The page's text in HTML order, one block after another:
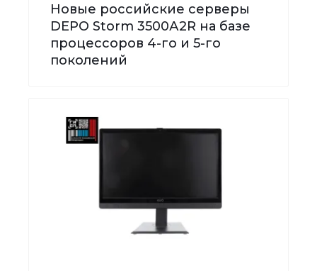
Новые российские серверы
DEPO Storm 3500А2R на базе
процессоров 4-го и 5-го
поколений